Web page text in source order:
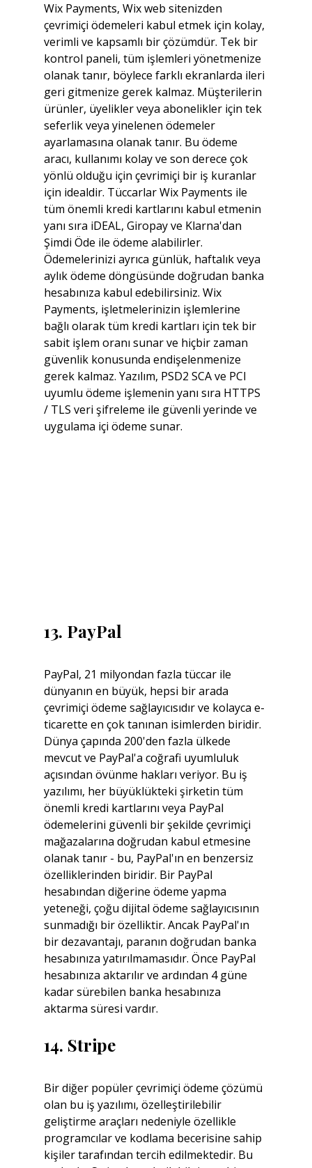
Wix Payments, Wix web sitenizden
çevrimiçi ödemeleri kabul etmek için kolay,
verimli ve kapsamlı bir çözümdür. Tek bir
kontrol paneli, tüm işlemleri yönetmenize
olanak tanır, böylece farklı ekranlarda ileri
geri gitmenize gerek kalmaz. Müşterilerin
ürünler, üyelikler veya abonelikler için tek
seferlik veya yinelenen ödemeler
ayarlamasına olanak tanır. Bu ödeme
aracı, kullanımı kolay ve son derece çok
yönlü olduğu için çevrimiçi bir iş kuranlar
için idealdir. Tüccarlar Wix Payments ile
tüm önemli kredi kartlarını kabul etmenin
yanı sıra iDEAL, Giropay ve Klarna'dan
Şimdi Öde ile ödeme alabilirler.
Ödemelerinizi ayrıca günlük, haftalık veya
aylık ödeme döngüsünde doğrudan banka
hesabınıza kabul edebilirsiniz. Wix
Payments, işletmelerinizin işlemlerine
bağlı olarak tüm kredi kartları için tek bir
sabit işlem oranı sunar ve hiçbir zaman
güvenlik konusunda endişelenmenize
gerek kalmaz. Yazılım, PSD2 SCA ve PCI
uyumlu ödeme işlemenin yanı sıra HTTPS
/ TLS veri şifreleme ile güvenli yerinde ve
uygulama içi ödeme sunar.
13. PayPal
PayPal, 21 milyondan fazla tüccar ile
dünyanın en büyük, hepsi bir arada
çevrimiçi ödeme sağlayıcısıdır ve kolayca e-
ticarette en çok tanınan isimlerden biridir.
Dünya çapında 200'den fazla ülkede
mevcut ve PayPal'a coğrafi uyumluluk
açısından övünme hakları veriyor. Bu iş
yazılımı, her büyüklükteki şirketin tüm
önemli kredi kartlarını veya PayPal
ödemelerini güvenli bir şekilde çevrimiçi
mağazalarına doğrudan kabul etmesine
olanak tanır - bu, PayPal'ın en benzersiz
özelliklerinden biridir. Bir PayPal
hesabından diğerine ödeme yapma
yeteneği, çoğu dijital ödeme sağlayıcısının
sunmadığı bir özelliktir. Ancak PayPal'ın
bir dezavantajı, paranın doğrudan banka
hesabınıza yatırılmamasıdır. Önce PayPal
hesabınıza aktarılır ve ardından 4 güne
kadar sürebilen banka hesabınıza
aktarma süresi vardır.
14. Stripe
Bir diğer popüler çevrimiçi ödeme çözümü
olan bu iş yazılımı, özelleştirilebilir
geliştirme araçları nedeniyle özellikle
programcılar ve kodlama becerisine sahip
kişiler tarafından tercih edilmektedir. Bu